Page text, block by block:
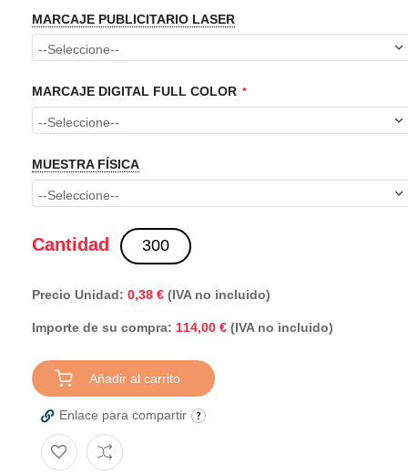
MARCAJE PUBLICITARIO LASER
MARCAJE DIGITAL FULL COLOR
MUESTRA FÍSICA
Cantidad
Precio Unidad: 0,38 € (IVA no incluido)
Importe de su compra: 114,00 € (IVA no incluido)
Añadir al carrito
Enlace para compartir